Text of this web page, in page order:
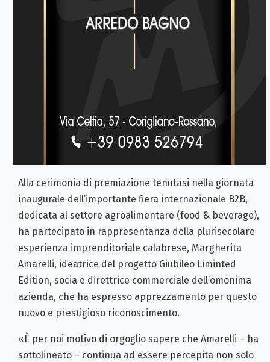
Alla cerimonia di premiazione tenutasi nella giornata
inaugurale dell’importante fiera internazionale B2B,
dedicata al settore agroalimentare (food & beverage),
ha partecipato in rappresentanza della plurisecolare
esperienza imprenditoriale calabrese, Margherita
Amarelli, ideatrice del progetto Giubileo Liminted
Edition, socia e direttrice commerciale dell’omonima
azienda, che ha espresso apprezzamento per questo
nuovo e prestigioso riconoscimento.
«È per noi motivo di orgoglio sapere che Amarelli – ha
sottolineato – continua ad essere percepita non solo